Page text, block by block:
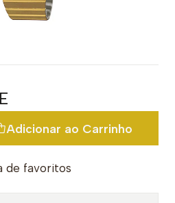
Adicionar ao Carrinho
de favoritos